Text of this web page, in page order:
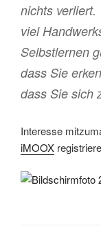
nichts
viel
Selbstlernen
dass Sie
dass Sie sich
Interesse
iMOOX